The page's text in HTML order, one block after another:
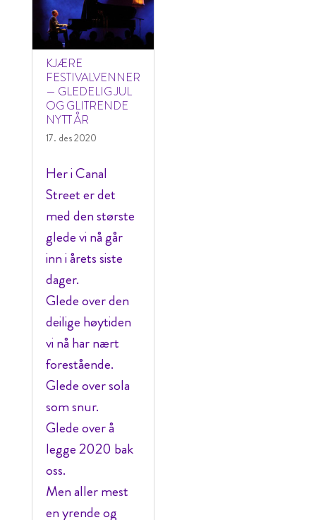
KJÆRE
FESTIVALVENNER
— GLEDELIG JUL
OG GLITRENDE
NYTT ÅR
17. des 2020
Her i Canal
Street er det
med den største
glede vi nå går
inn i årets siste
dager.
Glede over den
deilige høytiden
vi nå har nært
forestående.
Glede over sola
som snur.
Glede over å
legge 2020 bak
oss.
Men aller mest
en yrende og